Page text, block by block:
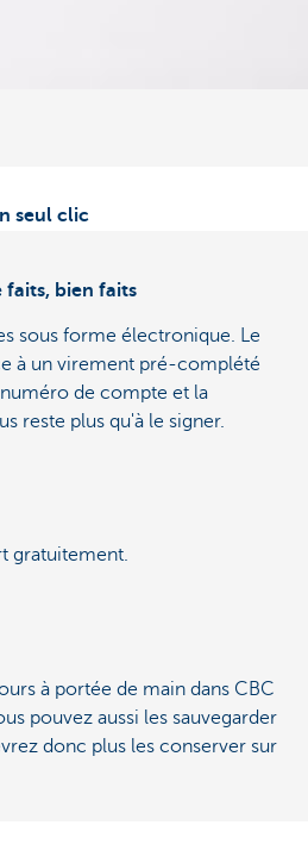
seul clic
faits, bien faits
sous forme électronique. Le
à un virement pré-complété
de compte et la
reste plus qu'à le signer.
gratuitement.
à portée de main dans CBC
pouvez aussi les sauvegarder
donc plus les conserver sur